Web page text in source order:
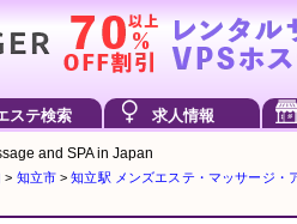
ステ検索 求人情報
and SPA in Japan
> 知立市>知立駅 メンズエステ・マッサージ・